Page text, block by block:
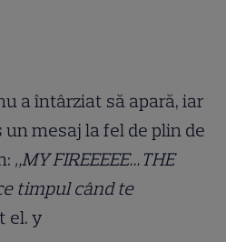
a întârziat să apară, iar
mesaj la fel de plin de
„MY FIREEEEE️…THE
timpul când te
el. y